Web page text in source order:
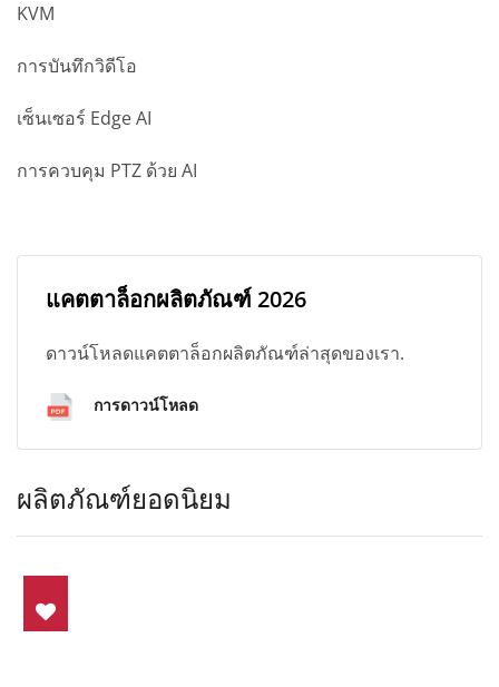
KVM
การบันทึกวิดีโอ
เซ็นเซอร์ Edge AI
การควบคุม PTZ ด้วย AI
แคตตาล็อกผลิตภัณฑ์ 2026
ดาวน์โหลดแคตตาล็อกผลิตภัณฑ์ล่าสุดของเรา.
การดาวน์โหลด
ผลิตภัณฑ์ยอดนิยม